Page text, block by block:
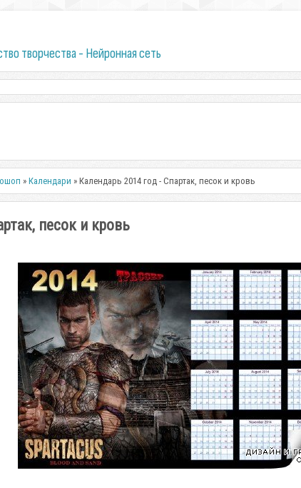
творчества - Нейронная сеть
»Календари » Календарь 2014 год - Спартак, песок и кровь
песок и кровь